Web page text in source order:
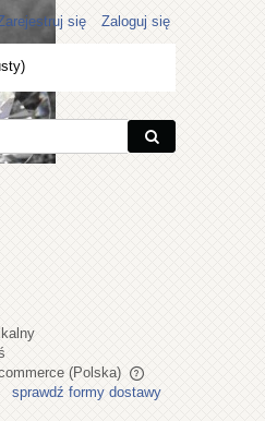
się Zaloguj się
(Polska)
sprawdź formy dostawy